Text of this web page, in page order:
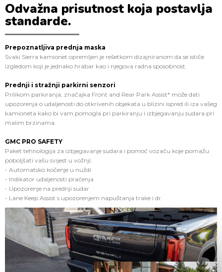
Odvažna prisutnost koja postavlja
standarde.
Prepoznatljiva prednja maska
Svaki Sierra kamionet opremljen je rešetkom dizajniranom da se ističe
izgledom koji je jednako hrabar kao i njegova radna sposobnost.
Prednji i stražnji parkirni senzori
Prilikom parkiranja, značajka Front and Rear Park Assist* može dati
upozorenja o udaljenosti do otkrivenih objekata u blizini ispred ili iza vašeg
kamioneta kako bi vam pomogla pri parkiranju i izbjegavanju sudara pri
malim brzinama.
GMC PRO SAFETY
Paket tehnologija za izbjegavanje sudara i pomoć vozaču koje pomažu
poboljšati vašu svijest u vožnji:
- Automatsko kočenje u nuždi
- Indikator udaljenosti praćenja
- Upozorenje na prednji sudar
- Lane Keep Assist s upozorenjem napuštanja trake i dr.